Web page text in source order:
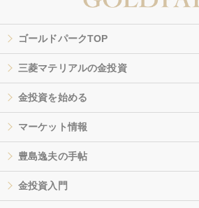
ゴールドパークTOP
三菱マテリアルの金投資
金投資を始める
マーケット情報
豊島逸夫の手帖
金投資入門